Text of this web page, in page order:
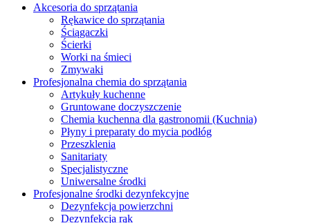
Akcesoria do sprzątania
Rękawice do sprzątania
Ściągaczki
Ścierki
Worki na śmieci
Zmywaki
Profesjonalna chemia do sprzątania
Artykuły kuchenne
Gruntowane doczyszczenie
Chemia kuchenna dla gastronomii (Kuchnia)
Płyny i preparaty do mycia podłóg
Przeszklenia
Sanitariaty
Specjalistyczne
Uniwersalne środki
Profesjonalne środki dezynfekcyjne
Dezynfekcja powierzchni
Dezynfekcja rąk